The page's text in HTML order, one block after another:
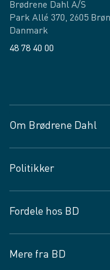
Brødrene Dahl A/S
Park Allé 370, 2605
Danmark
48 78 40 00
Om Brødrene Dahl
Vagttelefon 30 10 89 89
Spørgsmål og svar
Job og karriere
Fødevarekontrolrapport
Politikker
Privatlivspolitik
Cookies
Vilkår og betingelser
Fordele hos BD
BD app
Mere fra BD